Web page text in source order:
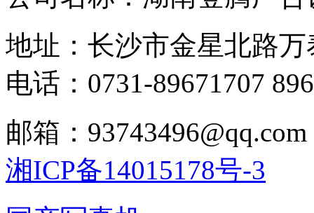
地址：长沙市金星北路万
电话：0731-89671707
邮箱：93743496@qq.com
湘ICP备14015178号-3